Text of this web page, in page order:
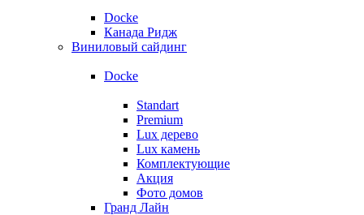
Docke
Канада Ридж
Виниловый сайдинг
Docke
Standart
Premium
Lux дерево
Lux камень
Комплектующие
Акция
Фото домов
Гранд Лайн